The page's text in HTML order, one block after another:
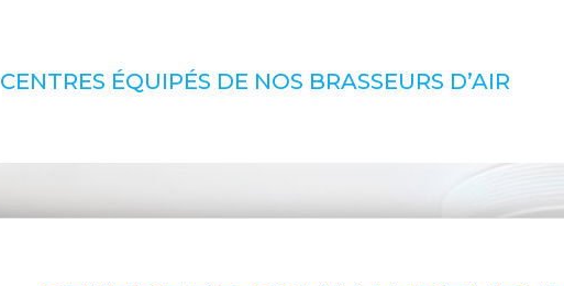
CENTRES ÉQUIPÉS DE NOS BRASSEURS D’AIR